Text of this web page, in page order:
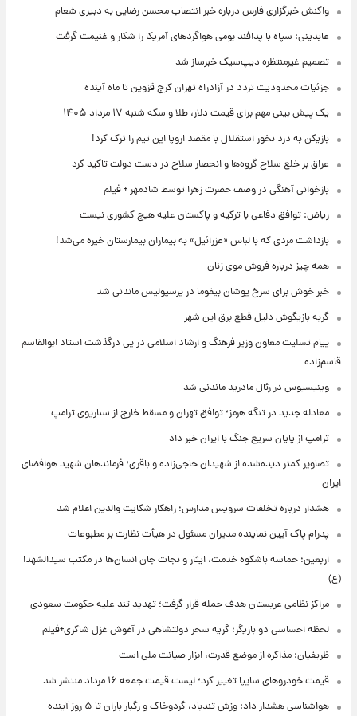
واکنش خبرگزاری فارس درباره خبر انتصاب محسن رضایی به دبیری شعام
عابدینی: سپاه با پدافند بومی هواگردهای آمریکا را شکار و غنیمت گرفت
تصمیم غیرمنتظره دیپ‌سیک خبرساز شد
جزئیات محدودیت تردد در آزادراه تهران کرج قزوین تا ماه آینده
یک پیش ‌بینی مهم برای قیمت دلار، طلا و سکه شنبه ۱۷ مرداد ۱۴۰۵
بازیکن به درد نخور استقلال با مقصد اروپا این تیم را ترک کرد!
عراق بر خلع سلاح گروه‌ها و انحصار سلاح در دست دولت تاکید کرد
بازخوانی آهنگی در وصف حضرت زهرا توسط شادمهر + فیلم
ریاض: توافق دفاعی با ترکیه و پاکستان علیه هیچ کشوری نیست
بازداشت مردی که با لباس «عزرائیل» به بیماران بیمارستان خیره می‌شد!
همه چیز درباره فروش موی زنان
خبر خوش برای سرخ پوشان بیفوما در پرسپولیس ماندنی شد
گربه بازیگوش دلیل قطع برق این شهر
پیام تسلیت معاون وزیر فرهنگ و ارشاد اسلامی در پی درگذشت استاد ابوالقاسم
قاسم‌زاده
وینیسیوس در رئال مادرید ماندنی شد
معادله جدید در تنگه هرمز؛ توافق تهران و مسقط خارج از سناریوی ترامپ
ترامپ از پایان سریع جنگ با ایران خبر داد
تصاویر کمتر دیده‌شده از شهیدان حاجی‌زاده و باقری؛ فرماندهان شهید هوافضای
ایران
هشدار درباره تخلفات سرویس مدارس؛ راهکار شکایت والدین اعلام شد
پدرام پاک آیین نماینده مدیران مسئول در هیأت نظارت بر مطبوعات
اربعین؛ حماسه باشکوه خدمت، ایثار و نجات جان انسان‌ها در مکتب سیدالشهدا
(ع)
مراکز نظامی عربستان هدف حمله قرار گرفت؛ تهدید تند علیه حکومت سعودی
لحظه احساسی دو بازیگر؛ گریه سحر دولتشاهی در آغوش غزل شاکری+فیلم
ظریفیان: مذاکره از موضع قدرت، ابزار صیانت ملی است
قیمت خودروهای سایپا تغییر کرد؛ لیست قیمت جمعه ۱۶ مرداد منتشر شد
هواشناسی هشدار داد: وزش تندباد، گردوخاک و رگبار باران تا ۵ روز آینده